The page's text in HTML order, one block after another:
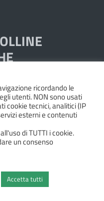
e feedback
ricordando le
utenti. NON sono usati
cookie tecnici, analitici (IP
esterni e contenuti
di TUTTI i cookie.
un consenso
Accetta tutti